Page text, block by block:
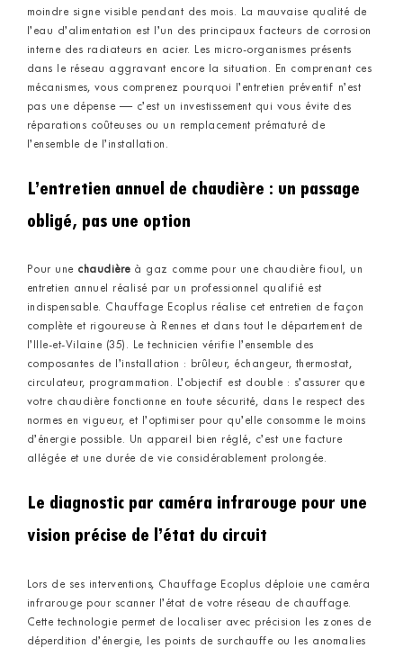
moindre signe visible pendant des mois. La mauvaise qualité de
l’eau d’alimentation est l’un des principaux facteurs de corrosion
interne des radiateurs en acier. Les micro-organismes présents
dans le réseau aggravant encore la situation. En comprenant ces
mécanismes, vous comprenez pourquoi l’entretien préventif n’est
pas une dépense — c’est un investissement qui vous évite des
réparations coûteuses ou un remplacement prématuré de
l’ensemble de l’installation.
L’entretien annuel de chaudière : un passage
obligé, pas une option
Pour une chaudière à gaz comme pour une chaudière fioul, un
entretien annuel réalisé par un professionnel qualifié est
indispensable. Chauffage Ecoplus réalise cet entretien de façon
complète et rigoureuse à Rennes et dans tout le département de
l’Ille-et-Vilaine (35). Le technicien vérifie l’ensemble des
composantes de l’installation : brûleur, échangeur, thermostat,
circulateur, programmation. L’objectif est double : s’assurer que
votre chaudière fonctionne en toute sécurité, dans le respect des
normes en vigueur, et l’optimiser pour qu’elle consomme le moins
d’énergie possible. Un appareil bien réglé, c’est une facture
allégée et une durée de vie considérablement prolongée.
Le diagnostic par caméra infrarouge pour une
vision précise de l’état du circuit
Lors de ses interventions, Chauffage Ecoplus déploie une caméra
infrarouge pour scanner l’état de votre réseau de chauffage.
Cette technologie permet de localiser avec précision les zones de
déperdition d’énergie, les points de surchauffe ou les anomalies